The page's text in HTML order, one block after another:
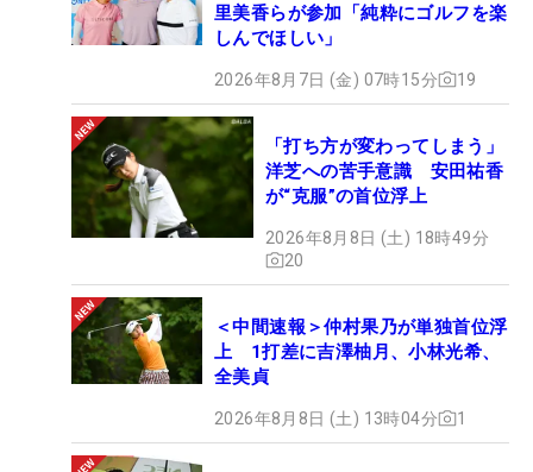
里美香らが参加「純粋にゴルフを楽
しんでほしい」
2026年8月7日 (金) 07時15分 19
「打ち方が変わってしまう」
洋芝への苦手意識 安田祐香
が“克服”の首位浮上
2026年8月8日 (土) 18時49分
20
＜中間速報＞仲村果乃が単独首位浮
上 1打差に吉澤柚月、小林光希、
全美貞
2026年8月8日 (土) 13時04分 1